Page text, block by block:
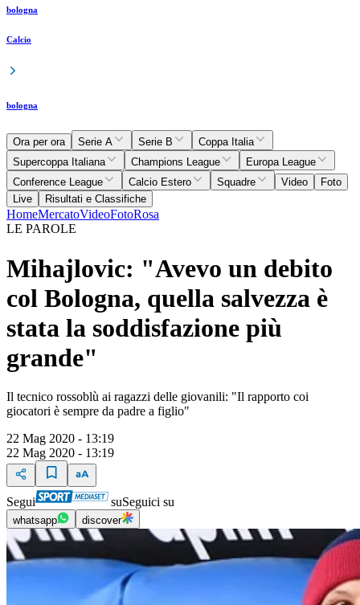
bologna
Calcio
bologna
Ora per ora Serie A Serie B
Coppa Italia
Supercoppa Italiana
Champions League
Europa League
Conference League
Calcio Estero Squadre Video
Foto
Live
Risultati e Classifiche
HomeMercatoVideoFotoRosa
LE PAROLE
Mihajlovic: "Avevo un debito
col Bologna, quella salvezza è
stata la soddisfazione più
grande"
Il tecnico rossoblù ai ragazzi delle giovanili: "Il rapporto coi
giocatori è sempre da padre a figlio"
22 Mag 2020 - 13:19
22 Mag 2020 - 13:19
Segui suSeguici su
whatsapp discover